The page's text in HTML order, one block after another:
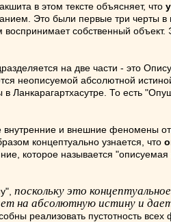
в этом тексте объясняет, что
Это были первые три черты
собственный объект.
на две части - это
неописуемой абсолютной
То есть
и внешние феномены
концептуально узнается, что
которое называется
поскольку это
на абсолютную истину и
реализовать пустотность